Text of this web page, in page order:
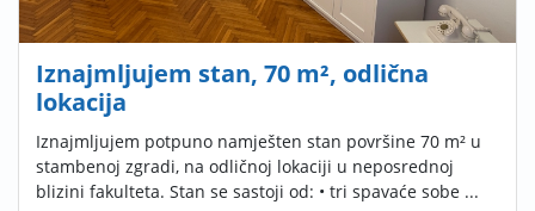
Iznajmljujem stan, 70 m², odlična
lokacija
Iznajmljujem potpuno namješten stan površine 70 m² u
stambenoj zgradi, na odličnoj lokaciji u neposrednoj
blizini fakulteta. Stan se sastoji od: • tri spavaće sobe ...